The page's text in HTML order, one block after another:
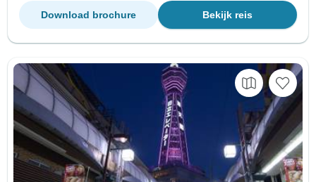
Bekijk reis
Download brochure